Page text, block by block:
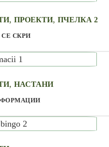
, ПРОЕКТИ, ПЧЕЛКА 2
СЕ СКРИ
, НАСТАНИ